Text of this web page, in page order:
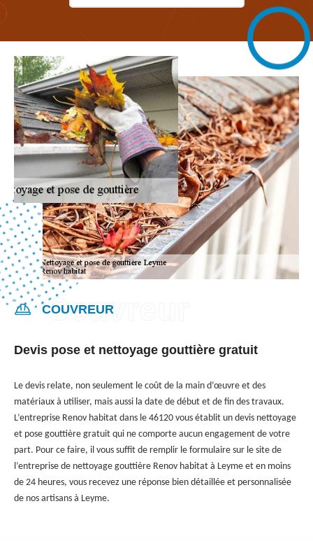
COUVREUR
Devis pose et nettoyage gouttière gratuit
Le devis relate, non seulement le coût de la main d’œuvre et des
matériaux à utiliser, mais aussi la date de début et de fin des travaux.
L’entreprise Renov habitat dans le 46120 vous établit un devis nettoyage
et pose gouttière gratuit qui ne comporte aucun engagement de votre
part. Pour ce faire, il vous suffit de remplir le formulaire sur le site de
l’entreprise de nettoyage gouttière Renov habitat à Leyme et en moins
de 24 heures, vous recevez une réponse bien détaillée et personnalisée
de nos artisans à Leyme.